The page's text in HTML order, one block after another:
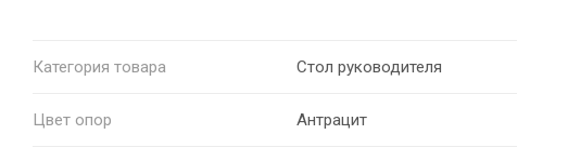
Категория товара Стол руководителя
Цвет опор Антрацит